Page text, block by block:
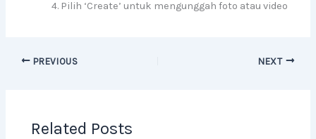
Pilih ‘Create’ untuk mengunggah foto atau video
PREVIOUS NEXT
Related Posts